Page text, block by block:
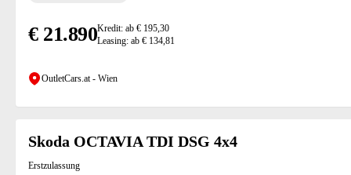
€ 21.890Kredit: ab € 195,30
Leasing: ab € 134,81
OutletCars.at - Wien
Skoda OCTAVIA TDI DSG 4x4
Erstzulassung